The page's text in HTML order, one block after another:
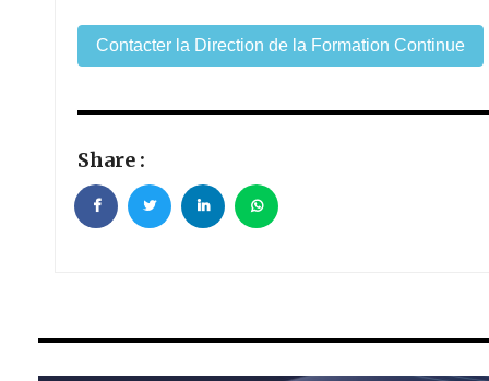
Contacter la Direction de la Formation Continue
Share :